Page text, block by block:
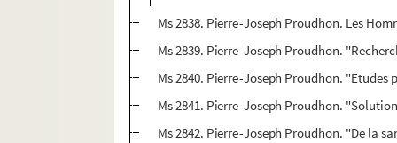
Ms 2838. Pierre-Joseph Proudhon. Les
Ms 2839. Pierre-Joseph Proudhon.
Ms 2840. Pierre-Joseph Proudhon. "Etudes
Ms 2841. Pierre-Joseph Proudhon.
Ms 2842. Pierre-Joseph Proudhon. "De la